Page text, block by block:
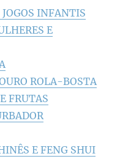
INFANTIS
E
ROLA-BOSTA
FRUTAS
E FENG SHUI